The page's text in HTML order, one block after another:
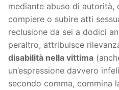
mediante abuso di autorità,
compiere o subire atti
reclusione da sei a dodici
peraltro, attribuisce
disabilità nella vittima
un’espressione davvero
secondo comma, commina